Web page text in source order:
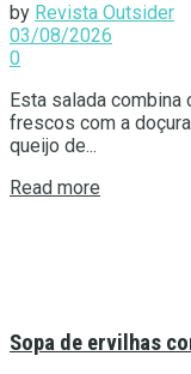
by Revista Outsider
03/08/2026
0
Esta salada
frescos com a
queijo de...
Read more
Sopa de ervilhas